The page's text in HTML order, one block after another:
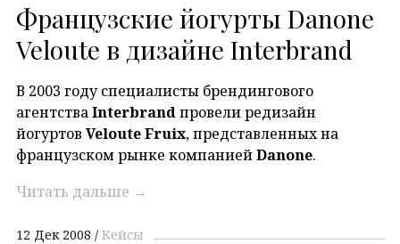
Французские йогурты Danone
Veloute в дизайне Interbrand
В 2003 году специалисты брендингового
агентства Interbrand провели редизайн
йогуртов Veloute Fruix, представленных на
французском рынке компаниейDanone.
Читать дальше →
12 Дек 2008 Кейсы